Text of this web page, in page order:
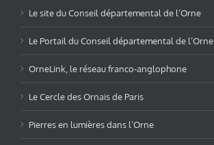
Le site du Conseil départemental de l’Orne
Le Portail du Conseil départemental de l’Orne
OrneLink, le réseau franco-anglophone
Le Cercle des Ornais de Paris
Pierres en lumières dans l’Orne